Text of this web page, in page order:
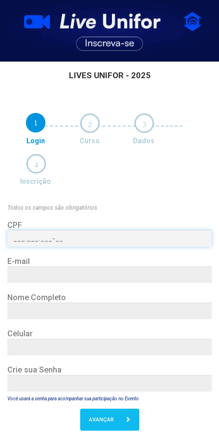
LIVES UNIFOR - 2025
1
Login
2
Curso
3
Dados
4
Inscrição
Todos os campos são obrigatórios
CPF
E-mail
Nome Completo
Celular
Crie sua Senha
Você usará a senha para acompanhar sua participação no Evento
AVANÇAR